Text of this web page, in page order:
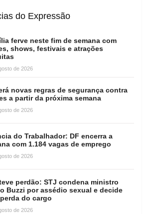
do Expressão
ferve neste fim de semana com
shows, festivais e atrações
de 2026
novas regras de segurança contra
a partir da próxima semana
de 2026
do Trabalhador: DF encerra a
com 1.184 vagas de emprego
de 2026
perdão: STJ condena ministro
Buzzi por assédio sexual e decide
do cargo
de 2026